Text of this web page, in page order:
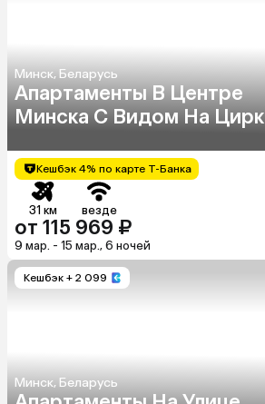
Минск, Беларусь
Апартаменты В Центре
Минска С Видом На Цирк
Кешбэк 4% по карте Т-Банка
31 км везде
от 115 969 ₽
9 мар. - 15 мар., 6 ночей
Кешбэк + 2 099
Минск, Беларусь